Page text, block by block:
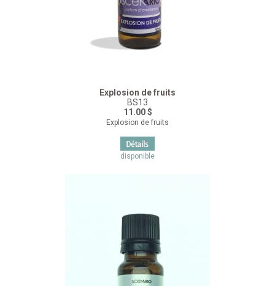
Explosion de fruits
BS13
11.00 $
Explosion de fruits
disponible